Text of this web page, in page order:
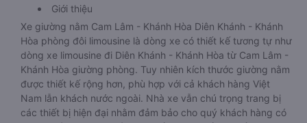
Giới thiệu
Xe giường nằm Cam Lâm - Khánh Hòa Diên Khánh - Khánh
Hòa phòng đôi limousine là dòng xe có thiết kế tương tự như
dòng xe limousine đi Diên Khánh - Khánh Hòa từ Cam Lâm -
Khánh Hòa giường phòng. Tuy nhiên kích thước giường nằm
được thiết kế rộng hơn, phù hợp với cả khách hàng Việt
Nam lẫn khách nước ngoài. Nhà xe vẫn chú trọng trang bị
các thiết bị hiện đại nhằm đảm bảo cho quý khách hàng có